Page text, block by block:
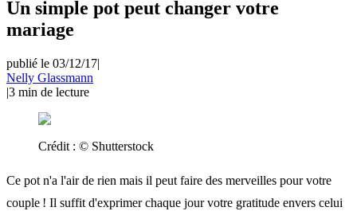
Un simple pot peut changer votre
mariage
publié le 03/12/17|
Nelly Glassmann
|3 min de lecture
Crédit : © Shutterstock
Ce pot n'a l'air de rien mais il peut faire des merveilles pour votre
couple ! Il suffit d'exprimer chaque jour votre gratitude envers celui